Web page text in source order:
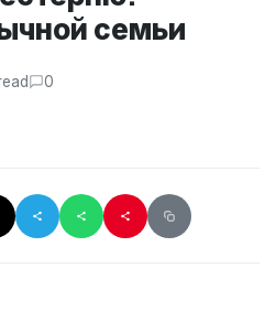
семьи
0